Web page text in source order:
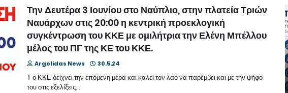
Την Δευτέρα 3 Ιουνίου στο Ναύπλιο, στην πλατεία Τριών
Ναυάρχων στις 20:00 η κεντρική προεκλογική
συγκέντρωση του ΚΚΕ με ομιλήτρια την Ελένη Μπέλλου
μέλος του ΠΓ της ΚΕ του ΚΚΕ.
Argolidas News 30.5.24
Τ ο ΚΚΕ δείχνει την επόμενη μέρα και καλεί τον λαό να παρέμβει και με την ψήφο
του στις εξελίξεις…